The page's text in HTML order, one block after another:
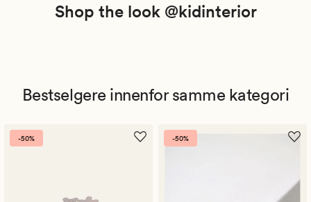
Shop the look @kidinterior
Bestselgere innenfor samme kategori
-50% -50%